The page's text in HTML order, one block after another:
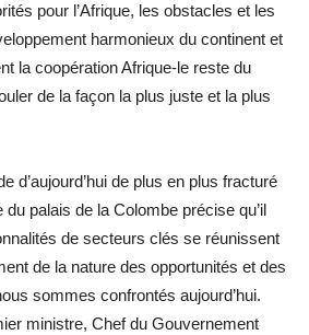
pour l’Afrique, les obstacles et les
harmonieux du continent et
la coopération Afrique-le reste du
de la façon la plus juste et la plus
d’aujourd’hui de plus en plus fracturé
palais de la Colombe précise qu’il
de secteurs clés se réunissent
de la nature des opportunités et des
sommes confrontés aujourd’hui.
ministre, Chef du Gouvernement